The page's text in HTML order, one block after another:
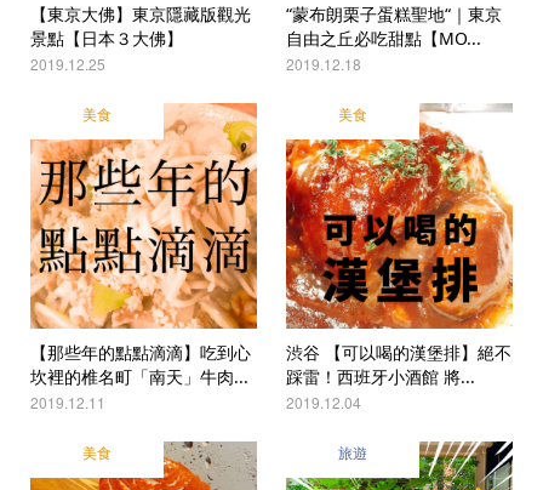
【東京大佛】東京隱藏版觀光
景點【日本３大佛】
2019.12.25
“蒙布朗栗子蛋糕聖地“｜東京
自由之丘必吃甜點【MO...
2019.12.18
美食
【那些年的點點滴滴】吃到心
坎裡的椎名町「南天」牛肉...
2019.12.11
美食
渋谷 【可以喝的漢堡排】絕不
踩雷！西班牙小酒館 將...
2019.12.04
美食 旅遊